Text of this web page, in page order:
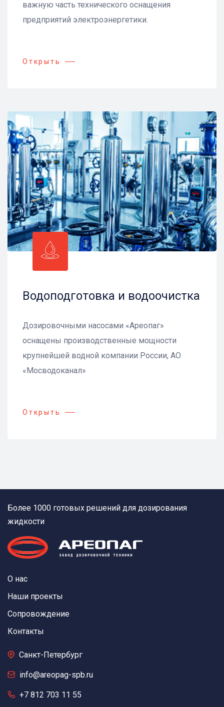
важную часть технического оснащения
предприятий электроэнергетики.
Открыть
Водоподготовка и водоочистка
Дозировочными насосами «Ареопаг»
оснащены производственные мощности
крупнейшей водной компании России, АО
«Мосводоканал»
Открыть
Более 1000 готовых решений для дозирования
жидкости
О нас
Наши проекты
Сопровождение
Контакты
Санкт-Петербург
info@areopag-spb.ru
+7 812 703 11 55